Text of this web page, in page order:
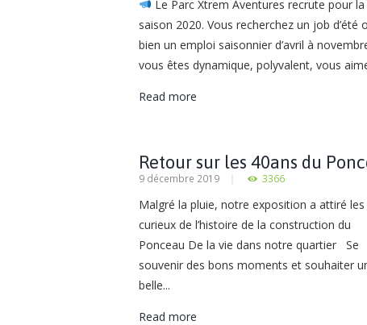
Le Parc Xtrem Aventures recrute pour la
saison 2020. Vous recherchez un job d’été
bien un emploi saisonnier d’avril à
vous êtes dynamique, polyvalent, vous
Read more
Retour sur les 40ans du
9 décembre 2019 3366
Malgré la pluie, notre exposition a attiré les
curieux de l’histoire de la construction du
Ponceau De la vie dans notre quartier Se
souvenir des bons moments et souhaiter
belle...
Read more